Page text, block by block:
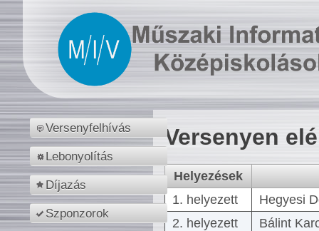
Versenyfelhívás
Lebonyolítás
Díjazás
Szponzorok
Versenyen
Helyezések
1. helyezett
Hegyesi
2. helyezett
Bálint